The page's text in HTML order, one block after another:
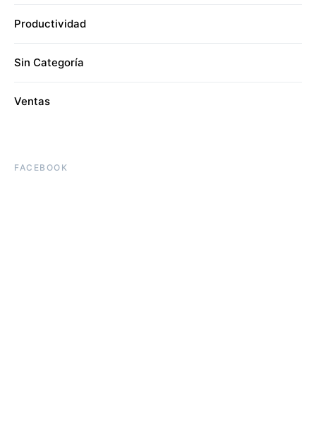
Productividad
Sin Categoría
Ventas
FACEBOOK